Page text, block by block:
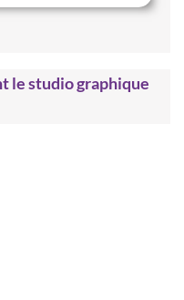
le studio graphique